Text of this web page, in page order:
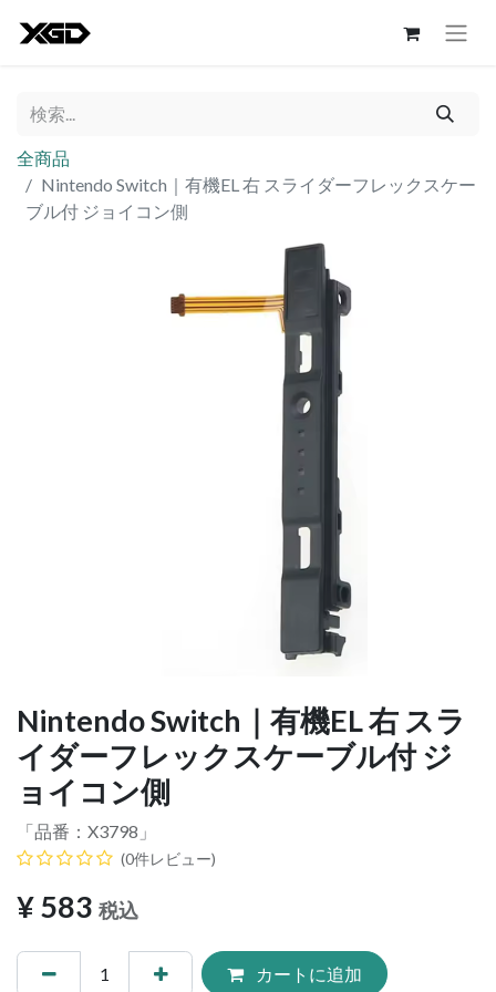
全商品
Nintendo Switch｜有機EL 右 スライダーフレックスケー
ブル付 ジョイコン側
Nintendo Switch｜有機EL 右 スラ
イダーフレックスケーブル付 ジ
ョイコン側
「品番： X3798 」
(0件レビュー)
¥583 税込
カートに追加